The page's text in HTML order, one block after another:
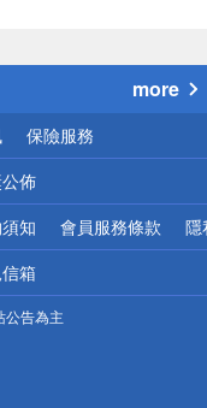
more
保險服務
佈
知 會員服務條款 隱
箱
公告為主